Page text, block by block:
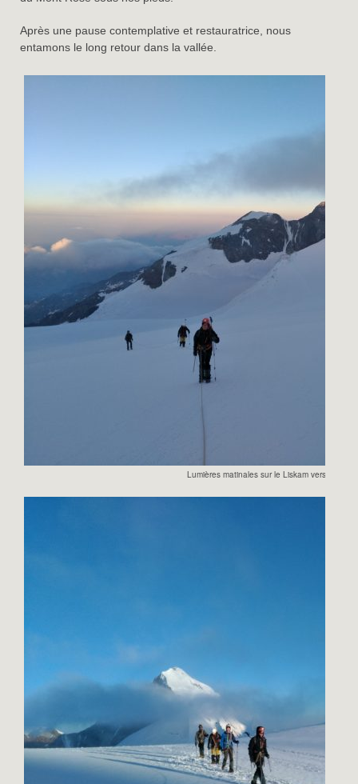
Après une pause contemplative et restauratrice, nous
entamons le long retour dans la vallée.
Lumières matinales sur le Liskam vers le col